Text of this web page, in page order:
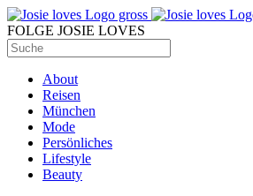
FOLGE JOSIE LOVES
About
Reisen
München
Mode
Persönliches
Lifestyle
Beauty